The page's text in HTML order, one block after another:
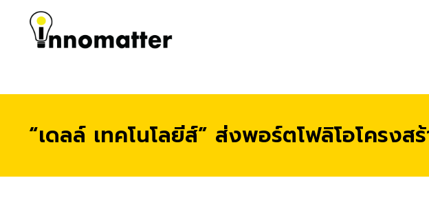
“เดลล์ เทคโนโลยีส์” ส่งพอร์ตโฟลิโอโครง